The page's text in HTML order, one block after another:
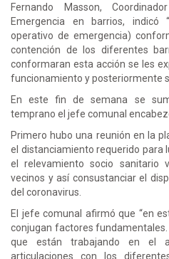
Fernando Masson,
Emergencia en barrios, indicó
operativo de emergencia)
contención de los diferentes
conformaran esta acción se les
funcionamiento y posteriormente
En este fin de semana se
temprano el jefe comunal
Primero hubo una reunión en la
el distanciamiento requerido para
el relevamiento socio sanitario
vecinos y así consustanciar el
del coronavirus.
El jefe comunal afirmó que “en
conjugan factores
que están trabajando en el
articulaciones con los